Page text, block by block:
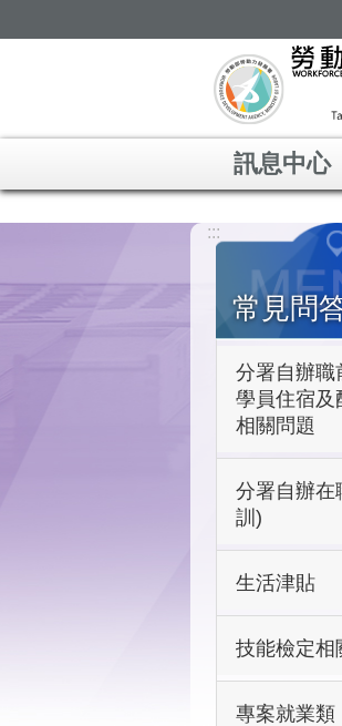
訊息中心
:::
常見問
分署自辦職
學員住宿及
相關問題
分署自辦在
訓)
生活津貼
技能檢定相
專案就業類